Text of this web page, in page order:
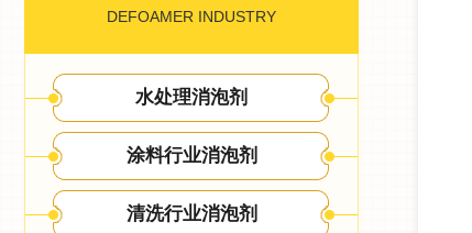
DEFOAMER INDUSTRY
水处理消泡剂
涂料行业消泡剂
清洗行业消泡剂